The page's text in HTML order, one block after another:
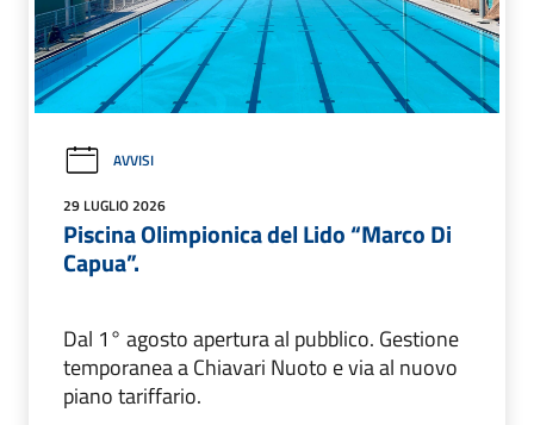
AVVISI
29 LUGLIO 2026
Piscina Olimpionica del Lido “Marco Di
Capua”.
Dal 1° agosto apertura al pubblico. Gestione
temporanea a Chiavari Nuoto e via al nuovo
piano tariffario.